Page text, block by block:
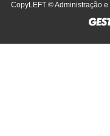
CopyLEFT © Administração